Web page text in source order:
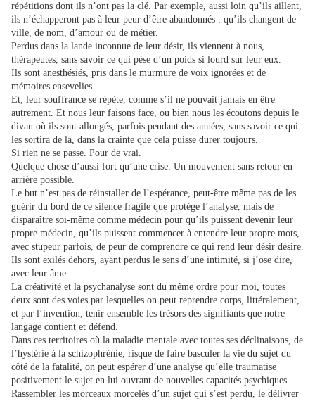
répétitions dont ils n’ont pas la clé. Par exemple, aussi loin qu’ils aillent,
ils n’échapperont pas à leur peur d’être abandonnés : qu’ils changent de
ville, de nom, d’amour ou de métier.
Perdus dans la lande inconnue de leur désir, ils viennent à nous,
thérapeutes, sans savoir ce qui pèse d’un poids si lourd sur leur eux.
Ils sont anesthésiés, pris dans le murmure de voix ignorées et de
mémoires ensevelies.
Et, leur souffrance se répète, comme s’il ne pouvait jamais en être
autrement. Et nous leur faisons face, ou bien nous les écoutons depuis le
divan où ils sont allongés, parfois pendant des années, sans savoir ce qui
les sortira de là, dans la crainte que cela puisse durer toujours.
Si rien ne se passe. Pour de vrai.
Quelque chose d’aussi fort qu’une crise. Un mouvement sans retour en
arrière possible.
Le but n’est pas de réinstaller de l’espérance, peut-être même pas de les
guérir du bord de ce silence fragile que protège l’analyse, mais de
disparaître soi-même comme médecin pour qu’ils puissent devenir leur
propre médecin, qu’ils puissent commencer à entendre leur propre mots,
avec stupeur parfois, de peur de comprendre ce qui rend leur désir désire.
Ils sont exilés dehors, ayant perdus le sens d’une intimité, si j’ose dire,
avec leur âme.
La créativité et la psychanalyse sont du même ordre pour moi, toutes
deux sont des voies par lesquelles on peut reprendre corps, littéralement,
et par l’invention, tenir ensemble les trésors des signifiants que notre
langage contient et défend.
Dans ces territoires où la maladie mentale avec toutes ses déclinaisons, de
l’hystérie à la schizophrénie, risque de faire basculer la vie du sujet du
côté de la fatalité, on peut espérer d’une analyse qu’elle traumatise
positivement le sujet en lui ouvrant de nouvelles capacités psychiques.
Rassembler les morceaux morcelés d’un sujet qui s’est perdu, le délivrer